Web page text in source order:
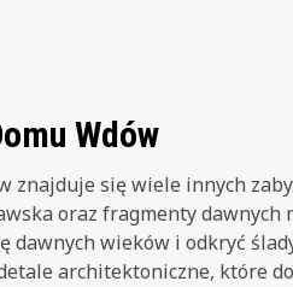
Wdów
znajduje się wiele innych
oraz fragmenty
dawnych wieków i odkryć
architektoniczne, które